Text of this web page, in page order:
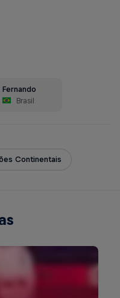
Fernando
Brasil
Continentais